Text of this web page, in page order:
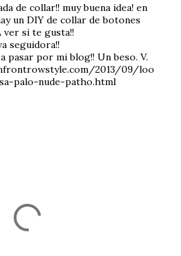
de collar!! muy buena idea! en
un DIY de collar de botones
ver si te gusta!!
seguidora!!
pasar por mi blog!! Un beso. V.
2013/09/loo
palo-nude-patho.html